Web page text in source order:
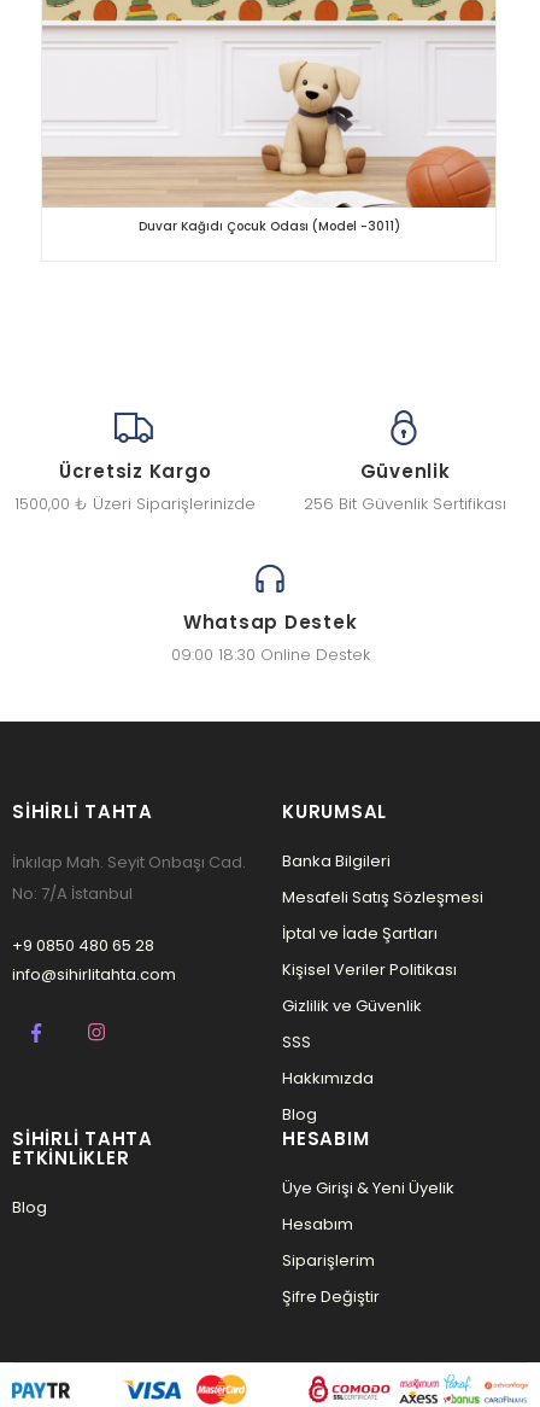
Duvar Kağıdı Çocuk Odası (Model -3011)
Ücretsiz Kargo
1500,00 ₺ Üzeri Siparişlerinizde
Güvenlik
256 Bit Güvenlik Sertifikası
Whatsap Destek
09:00 18:30 Online Destek
SIHIRLI TAHTA
İnkılap Mah. Seyit Onbaşı Cad.
No: 7/A İstanbul
+9 0850 480 65 28
info@sihirlitahta.com
KURUMSAL
Banka Bilgileri
Mesafeli Satış Sözleşmesi
İptal ve İade Şartları
Kişisel Veriler Politikası
Gizlilik ve Güvenlik
SSS
Hakkımızda
Blog
SIHIRLI TAHTA
ETKINLIKLER
Blog
HESABIM
Üye Girişi & Yeni Üyelik
Hesabım
Siparişlerim
Şifre Değiştir